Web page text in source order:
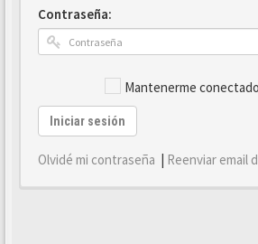
Contraseña:
Mantenerme conectado
Iniciar sesión
Olvidé mi contraseña | Reenviar email